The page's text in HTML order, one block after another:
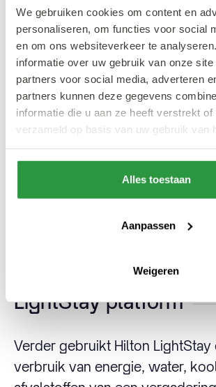
We gebruiken cookies om content en
personaliseren, om functies voor social
en om ons websiteverkeer te
informatie over uw gebruik van onze site
partners voor social media, adverteren
partners kunnen deze gegevens
informatie die u aan ze heeft verstrekt of
verzameld op basis van uw gebruik van
Alles toestaan
Aanpassen
Weigeren
Samen met Hilton Event Ready
Solutions, zijn de Hilton hotels
uitgerust om een hybride
organiseren, die hygiënisch,
maatschappelijk verantwoord
werken ook samen met
voedselverspilling en het
verminderen. Daarnaast wordt
van de digitale sleutel om
uit te checken aangemoedigd
LightStay platform
Verder gebruikt Hilton LightStay
verbruik van energie, water,